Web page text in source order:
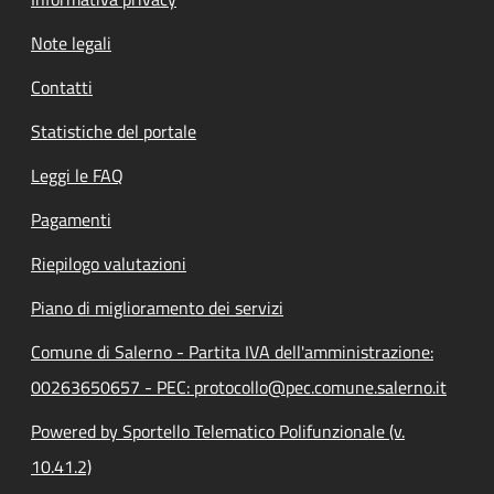
Note legali
Contatti
Statistiche del portale
Leggi le FAQ
Pagamenti
Riepilogo valutazioni
Piano di miglioramento dei servizi
Comune di Salerno - Partita IVA dell'amministrazione:
00263650657 - PEC: protocollo@pec.comune.salerno.it
Powered by Sportello Telematico Polifunzionale (v.
10.41.2)